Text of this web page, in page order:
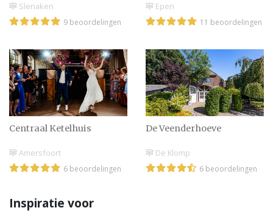
Inspiratie voor
Slenaken
9 beoordelingen
Epen
11 beoordelingen
Centraal Ketelhuis
Amersfoort
6 beoordelingen
De Veenderhoeve
De Klomp
6 beoordelingen